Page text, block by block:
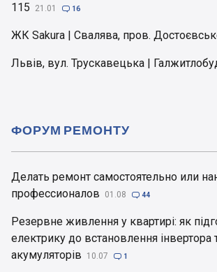
115
21.01  16
ЖК Sakura | Свалява, пров.
Львів, вул. Трускавецька |
Делать ремонт самостоятельно или
профессионалов
01.08  44
Резервне живлення у квартирі: як
електрику до встановлення інвертора
акумуляторів
10.07  1
ФОРУМ РЕМОНТУ